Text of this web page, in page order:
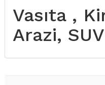
Vasıta ,
Arazi,